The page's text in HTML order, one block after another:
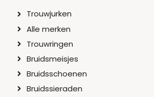
Trouwjurken
Alle merken
Trouwringen
Bruidsmeisjes
Bruidsschoenen
Bruidssieraden